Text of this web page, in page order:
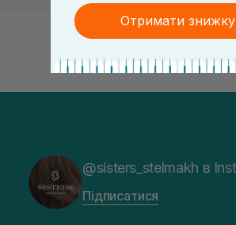
@sisters_stelmakh в
Підписатися
Отримати знижку